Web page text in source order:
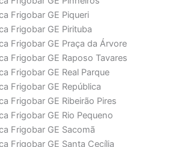
Frigobar GE Piqueri
Frigobar GE Pirituba
Frigobar GE Praça da Árvore
Frigobar GE Raposo Tavares
Frigobar GE Real Parque
Frigobar GE República
Frigobar GE Ribeirão Pires
Frigobar GE Rio Pequeno
Frigobar GE Sacomã
Frigobar GE Santa Cecília